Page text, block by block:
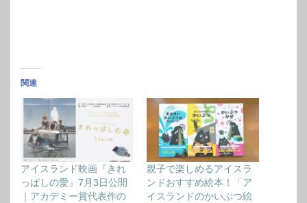
関連
アイスランド映画『きれ
っぱしの愛』7月3日公開
｜アカデミー賞代表作の
親子で楽しめるアイスラ
ンドおすすめ絵本！「ア
イスランドのかいぶつ絵